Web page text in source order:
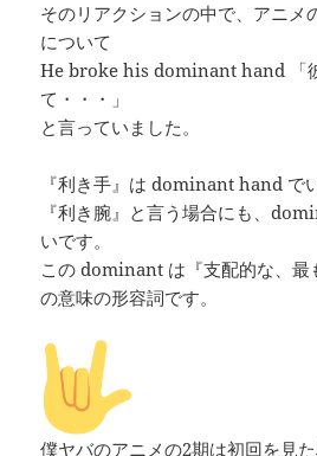
そのリアクションの中で、アニメ
について
He broke his dominant hand 「
て・・・」
と言っていました。
『利き手』は dominant hand で
『利き腕』と言う場合にも、
いです。
この dominant は『支配的な、最
の意味の形容詞です。
僕ヤバのアニメの2期は初回を見